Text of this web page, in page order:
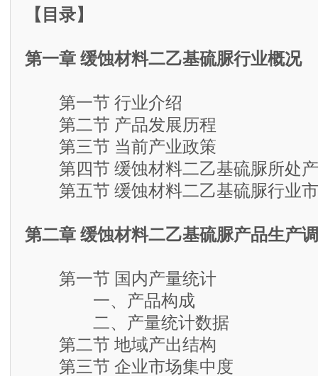
【目录】
第一章 缓蚀材料二乙基硫脲行业概况
第一节 行业介绍
第二节 产品发展历程
第三节 当前产业政策
第四节 缓蚀材料二乙基硫脲所处产
第五节 缓蚀材料二乙基硫脲行业市
第二章 缓蚀材料二乙基硫脲产品生产
第一节 国内产量统计
一、产品构成
二、产量统计数据
第二节 地域产出结构
第三节 企业市场集中度